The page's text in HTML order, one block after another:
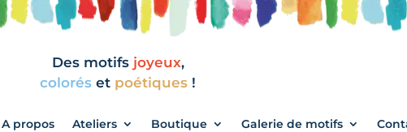
Des motifs joyeux,
colorés et poétiques !
A propos Ateliers Boutique Galerie de motifs